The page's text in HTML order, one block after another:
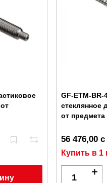
GF-ETM-
стеклянное
от предмета
56 476,00
Купить в 1